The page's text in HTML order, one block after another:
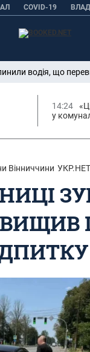
COVID-19
водія, що
14:24
у
Вінниччини УКР.НЕТ